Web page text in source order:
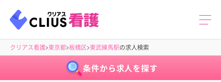
クリアス看護 東京都 板橋区 東武練馬駅の求人検索
条件から求人を探す